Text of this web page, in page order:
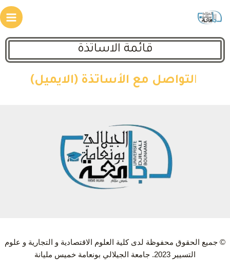
قائمة الاساتذة
التواصل مع الأساتذة (الايميل)
© جميع الحقوق محفوظة لدى كلية العلوم الاقتصادية و التجارية و علوم
التسيير 2023. جامعة الجيلالي بونعامة خميس مليانة